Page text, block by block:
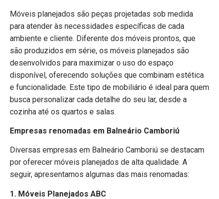
Móveis planejados são peças projetadas sob medida
para atender às necessidades específicas de cada
ambiente e cliente. Diferente dos móveis prontos, que
são produzidos em série, os móveis planejados são
desenvolvidos para maximizar o uso do espaço
disponível, oferecendo soluções que combinam estética
e funcionalidade. Este tipo de mobiliário é ideal para quem
busca personalizar cada detalhe do seu lar, desde a
cozinha até os quartos e salas.
Empresas renomadas em Balneário Camboriú
Diversas empresas em Balneário Camboriú se destacam
por oferecer móveis planejados de alta qualidade. A
seguir, apresentamos algumas das mais renomadas:
1. Móveis Planejados ABC